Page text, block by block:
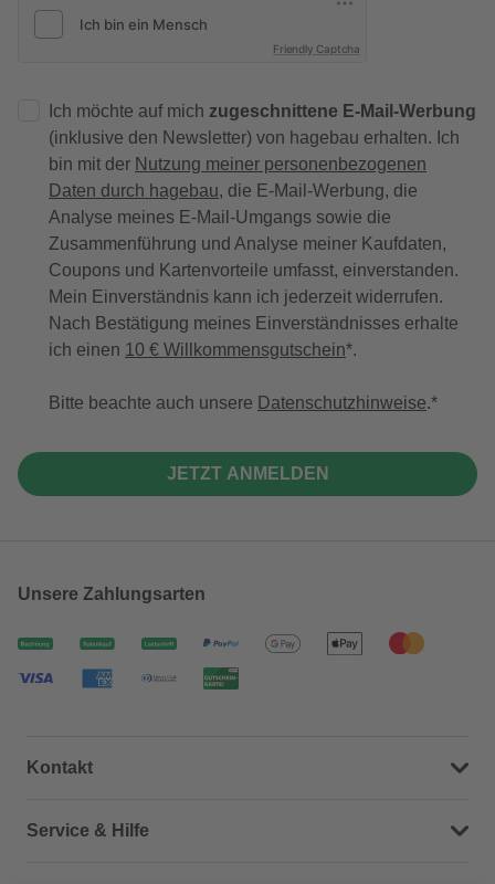
Friendly Captcha
Ich möchte auf mich zugeschnittene E-Mail-Werbung
(inklusive den Newsletter) von hagebau erhalten. Ich
bin mit der Nutzung meiner personenbezogenen
Daten durch hagebau, die E-Mail-Werbung, die
Analyse meines E-Mail-Umgangs sowie die
Zusammenführung und Analyse meiner Kaufdaten,
Coupons und Kartenvorteile umfasst, einverstanden.
Mein Einverständnis kann ich jederzeit widerrufen.
Nach Bestätigung meines Einverständnisses erhalte
ich einen 10 € Willkommensgutschein*.
Bitte beachte auch unsere Datenschutzhinweise.
JETZT ANMELDEN
Unsere Zahlungsarten
Kontakt
Dein Kontakt zu uns
Service & Hilfe